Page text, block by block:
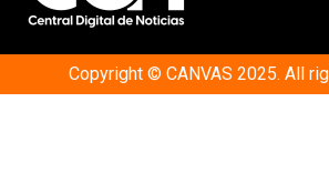
Copyright © CANVAS 2025. All